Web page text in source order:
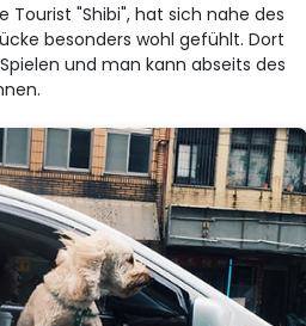
Tourist "Shibi", hat sich nahe des
besonders wohl gefühlt. Dort
und man kann abseits des